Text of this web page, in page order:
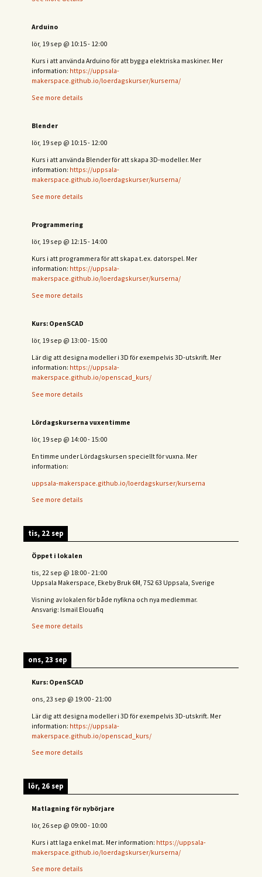
Arduino
lör, 19 sep @ 10:15- 12:00
Kurs i att använda Arduino för att bygga elektriska maskiner. Mer
information: https://uppsala-
makerspace.github.io/loerdagskurser/kurserna/
See more details
Blender
lör, 19 sep @ 10:15- 12:00
Kurs i att använda Blender för att skapa 3D-modeller. Mer
information: https://uppsala-
makerspace.github.io/loerdagskurser/kurserna/
See more details
Programmering
lör, 19 sep @ 12:15- 14:00
Kurs i att programmera för att skapa t.ex. datorspel. Mer
information: https://uppsala-
makerspace.github.io/loerdagskurser/kurserna/
See more details
Kurs: OpenSCAD
lör, 19 sep @ 13:00- 15:00
Lär dig att designa modeller i 3D för exempelvis 3D-utskrift. Mer
information: https://uppsala-
makerspace.github.io/openscad_kurs/
See more details
Lördagskurserna vuxentimme
lör, 19 sep @ 14:00- 15:00
En timme under Lördagskursen speciellt för vuxna. Mer
information:
uppsala-makerspace.github.io/loerdagskurser/kurserna
See more details
tis, 22 sep
Öppet i lokalen
tis, 22 sep @ 18:00-21:00
Uppsala Makerspace, Ekeby Bruk 6M, 752 63 Uppsala, Sverige
Visning av lokalen för både nyfikna och nya medlemmar.
Ansvarig: Ismail Elouafiq
See more details
ons, 23 sep
Kurs: OpenSCAD
ons, 23 sep @ 19:00-21:00
Lär dig att designa modeller i 3D för exempelvis 3D-utskrift. Mer
information: https://uppsala-
makerspace.github.io/openscad_kurs/
See more details
lör, 26 sep
Matlagning för nybörjare
lör, 26 sep @ 09:00- 10:00
Kurs i att laga enkel mat. Mer information: https://uppsala-
makerspace.github.io/loerdagskurser/kurserna/
See more details